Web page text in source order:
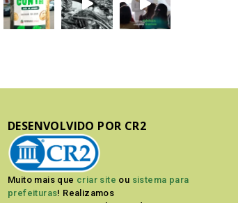
DESENVOLVIDO POR CR2
Muito mais que criar site ou sistema para
prefeituras! Realizamos